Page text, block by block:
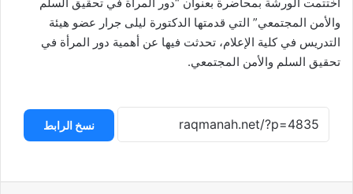
والأمن المجتمعي” التي قدمتها الدكتورة ليلى جرار عضو هيئة
التدريس في كلية الإعلام، تحدثت فيها عن أهمية دور المرأة في
تحقيق السلم والأمن المجتمعي.
نسخ الرابط